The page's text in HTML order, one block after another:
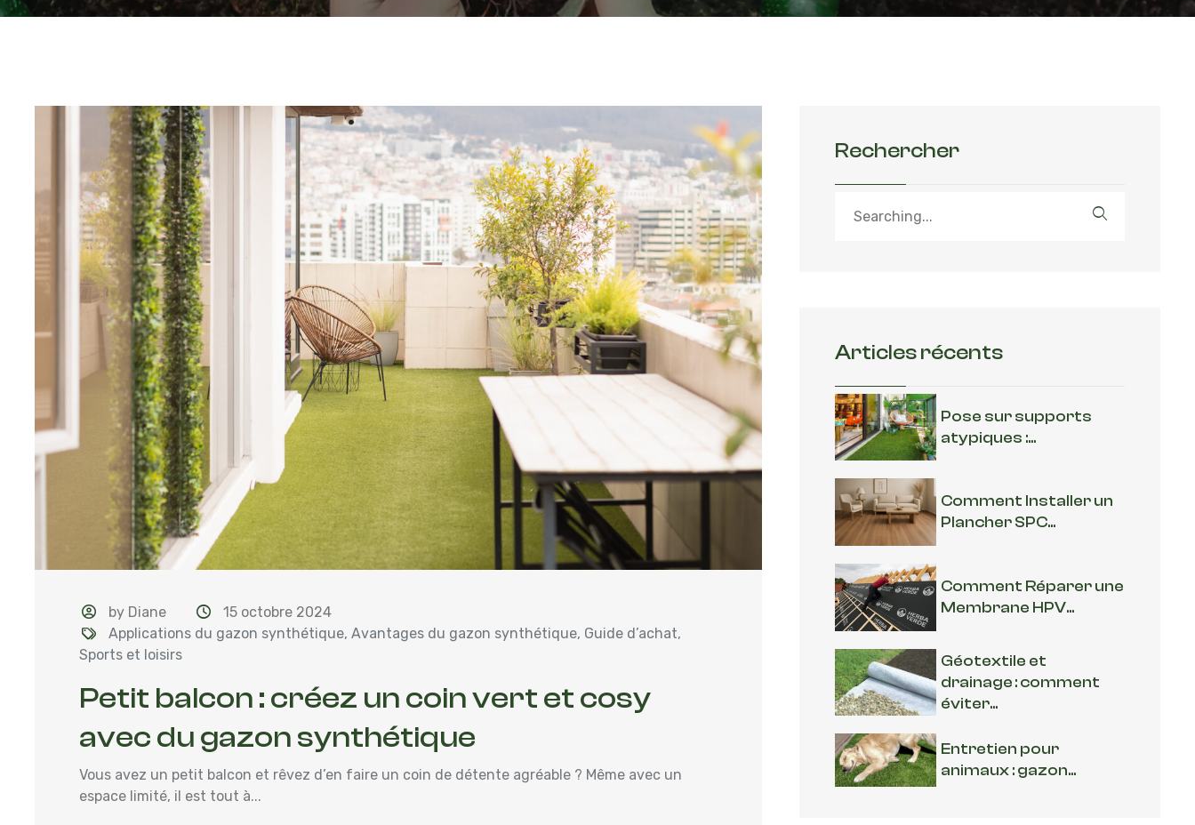
by Diane
15 octobre 2024
Applications du gazon synthétique,Avantages du gazon synthétique, Guide d’achat,
Sports et loisirs
Petit balcon : créez un coin vert et cosy
avec du gazon synthétique
Vous avez un petit balcon et rêvez d’en faire un coin de détente agréable ? Même avec un
espace limité, il est tout à...
Rechercher
Articles récents
Pose sur supports
atypiques :...
Comment Installer un
Plancher SPC...
Comment Réparer une
Membrane HPV...
Géotextile et
drainage : comment
éviter...
Entretien pour
animaux : gazon...